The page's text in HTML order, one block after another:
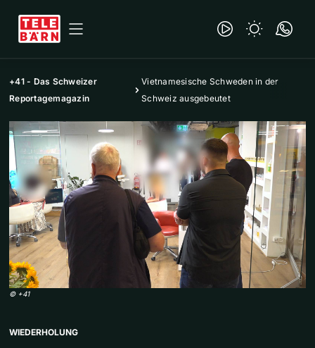
+41 - Das Schweizer
Reportagemagazin
Vietnamesische Schweden in der
Schweiz ausgebeutet
© +41
WIEDERHOLUNG